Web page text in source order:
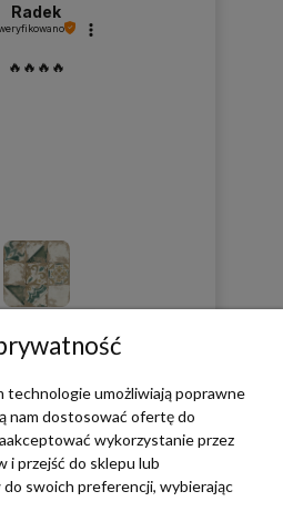
Radek
🔥🔥🔥🔥
0 0
przez
technologie umożliwiają poprawne
nam dostosować ofertę do
wykorzystanie przez
i przejść do sklepu lub
swoich preferencji, wybierając